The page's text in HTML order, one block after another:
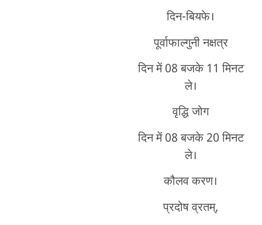
दिन-बियफे।
पूर्वाफाल्गुनी नक्षत्र
दिन में 08 बजके 11 मिनट
ले।
वृद्धि जोग
दिन में 08 बजके 20 मिनट
ले।
कौलव करण।
प्रदोष व्रतम्,